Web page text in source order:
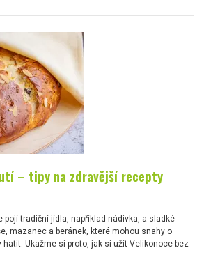
– tipy na zdravější recepty
pojí tradiční jídla, například nádivka, a sladké
mazanec a beránek, které mohou snahy o
Ukažme si proto, jak si užít Velikonoce bez